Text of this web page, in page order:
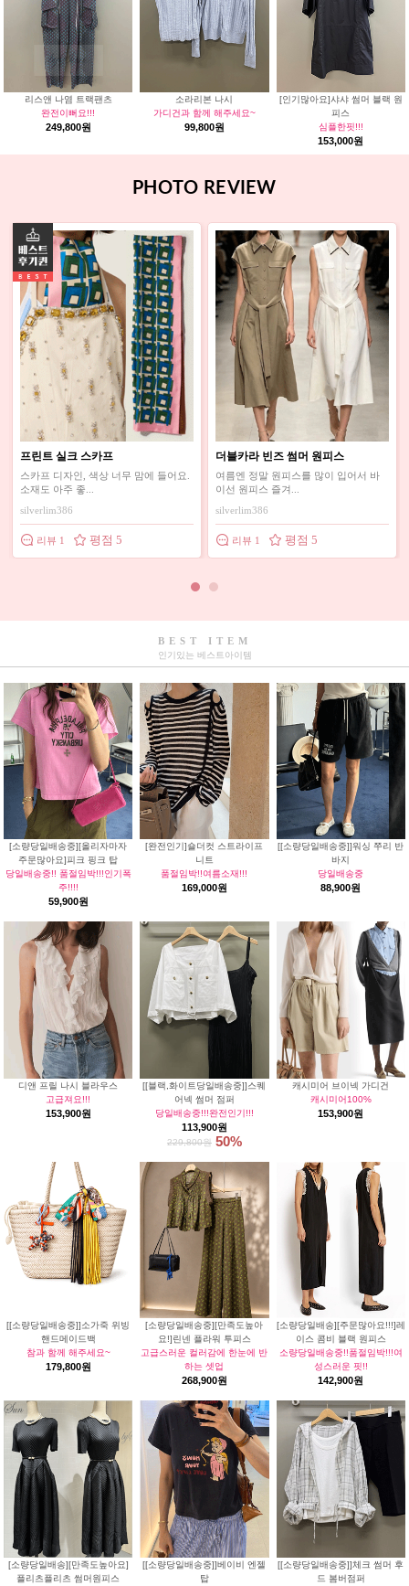
리스앤 나염 트랙팬츠
완전이뻐요!!!
249,800원
소라리본 나시
가디건과 함께 해주세요~
99,800원
[인기많아요]샤샤 썸머 블랙 원
피스
심플한핏!!!
153,000원
PHOTO REVIEW
[[베이지,블랙 당일배송]]린넨 캡 나
시
블랙이랑 베이지색상 구매했는데 스타
일이 귀엽고 안에...
78koalla
리뷰 2 평점 4
지앤 가로핏 크롭탑
크롭기장이라 마니짧을까봐 걱정했는
데 다행이 적당한길...
ks@3985df189
리뷰 1 평점 5
BEST ITEM
인기있는 베스트아이템
[소량당일배송중][올리자마자
주문많아요]피크 핑크 탑
당일배송중!! 품절임박!!!인기폭
주!!!!
59,900원
[완전인기]숄더컷 스트라이프
니트
품절임박!!여름소재!!!
169,000원
[[소량당일배송중]]워싱 쭈리 반
바지
당일배송중
88,900원
디앤 프릴 나시 블라우스
고급져요!!!
153,900원
[[블랙,화이트당일배송중]]스퀘
어넥 썸머 점퍼
당일배송중!!!완전인기!!!
113,900원
229,800원 50%
캐시미어 브이넥 가디건
캐시미어100%
153,900원
[[소량당일배송중]]소가죽 위빙
핸드메이드백
참과 함께 해주세요~
179,800원
[소량당일배송중][만족도높아
요!]린넨 플라워 투피스
고급스러운 컬러감에 한눈에 반
하는 셋업
268,900원
[소량당일배송][주문많아요!!!]레
이스 콤비 블랙 원피스
소량당일배송중!!품절임박!!!여
성스러운 핏!!
142,900원
[소량당일배송][만족도높아요]
플리츠플리츠 썸머원피스
[[소량당일배송중]]베이비 엔젤
탑
[[소량당일배송중]]체크 썸머 후
드 봄버점퍼